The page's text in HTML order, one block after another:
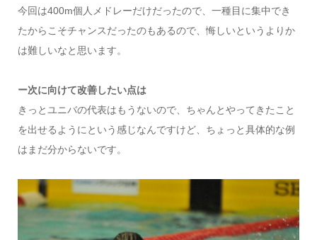
今回は400m個人メドレーだけだったので、一種目に集中でき
たからこそチャンスだったのもあるので、悔しいというよりか
は難しいなと思います。
ー次に向けて改善したい点は
きっとユニバの代表はもうないので、ちゃんとやってきたこと
を出せるようにという感じなんですけど、ちょっと具体的な例
はまだ分からないです。